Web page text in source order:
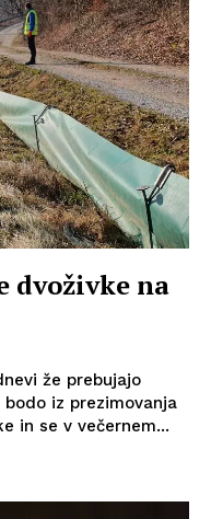
dvoživke na
že prebujajo
iz prezimovanja
in se v večernem...